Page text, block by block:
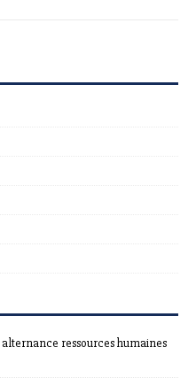
ressources humaines